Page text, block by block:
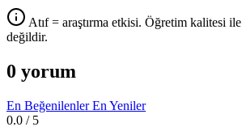
Atıf = araştırma etkisi. Öğretim kalitesi
değildir.
0 yorum
En BeğenilenlerEn Yeniler
0.0 / 5